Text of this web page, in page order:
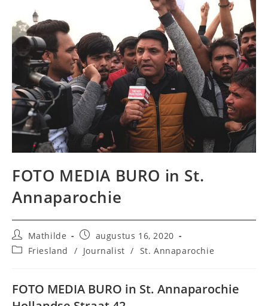
FOTO MEDIA BURO in St.
Annaparochie
Bericht
auteur:
Mathilde
Bericht
gepubliceerd
op:
augustus 16, 2020
Berichtcategorie:
Friesland / Journalist / St. Annaparochie
FOTO MEDIA BURO in St. Annaparochie